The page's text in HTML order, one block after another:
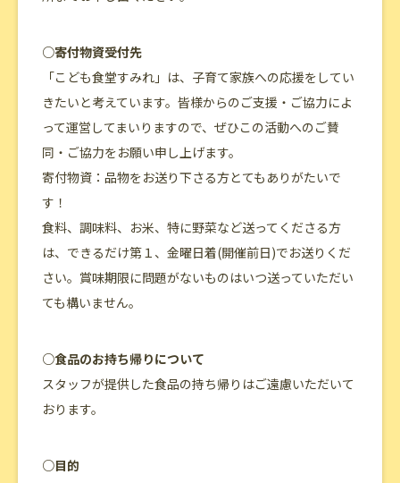
○寄付物資受付先
「こども食堂すみれ」は、子育て家族への応援をしてい
きたいと考えています。皆様からのご支援・ご協力によ
って運営してまいりますので、ぜひこの活動へのご賛
同・ご協力をお願い申し上げます。
寄付物資：品物をお送り下さる方とてもありがたいで
す！
食料、調味料、お米、特に野菜など送ってくださる方
は、できるだけ第１、金曜日着(開催前日)でお送りくだ
さい。賞味期限に問題がないものはいつ送っていただい
ても構いません。
○食品のお持ち帰りについて
スタッフが提供した食品の持ち帰りはご遠慮いただいて
おります。
○目的